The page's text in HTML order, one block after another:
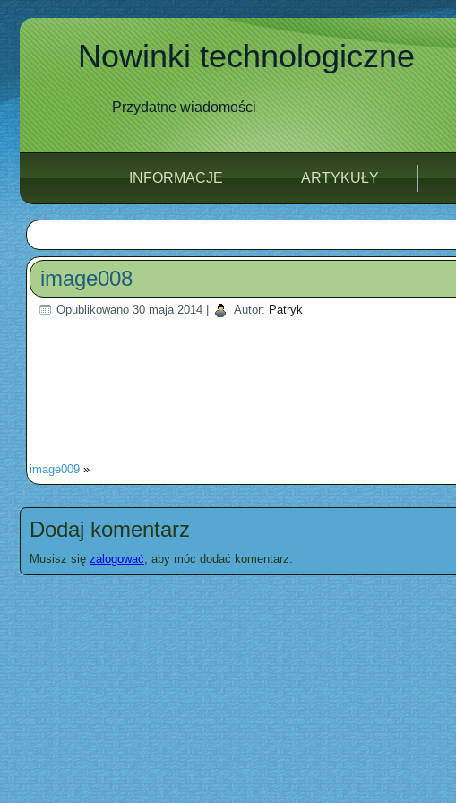
Nowinki technologiczne
Przydatne wiadomości
INFORMACJE ARTYKUŁY
image008
Opublikowano 30 maja 2014 Autor: Patryk
image009 »
Dodaj komentarz
Musisz się zalogować, aby móc dodać komentarz.